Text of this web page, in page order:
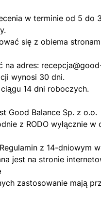
w terminie od 5 do
się z obiema
na adres:
wynosi 30 dni.
14 dni roboczych.
Good Balance Sp. z o.o.
z RODO wyłącznie w
z 14-dniowym
jest na stronie
zastosowanie mają